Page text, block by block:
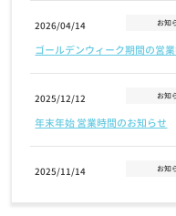
2026/04/14 お知
ゴールデンウィーク期間の営
2025/12/12 お知
年末年始 営業時間のお知らせ
2025/11/14 お知